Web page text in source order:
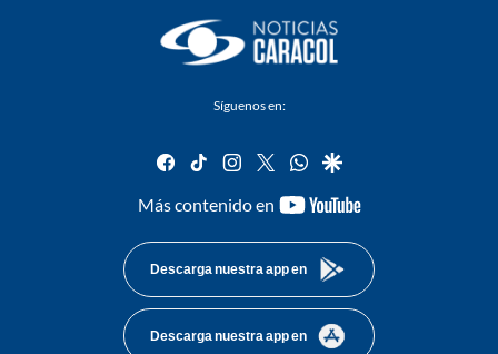
Síguenos en:
facebook
tiktok instagram
twitterwhatsapp
google
Más contenido en
youtube-
Descarga nuestra app en
Descarga nuestra app en